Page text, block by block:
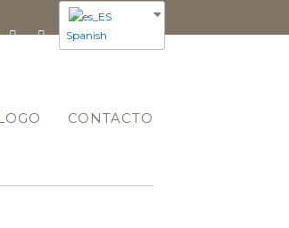
Spanish
CONTACTO